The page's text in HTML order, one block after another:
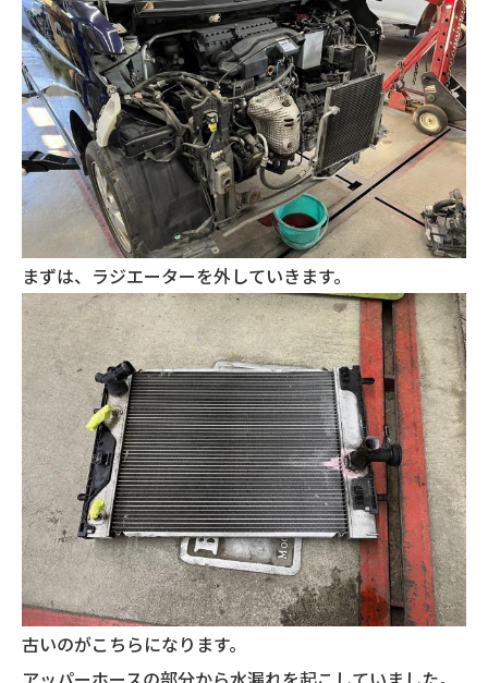
まずは、ラジエーターを外していきます。
古いのがこちらになります。